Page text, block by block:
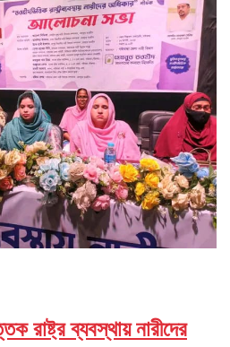
রাষ্ট্র ব্যবস্থায় নারীদের